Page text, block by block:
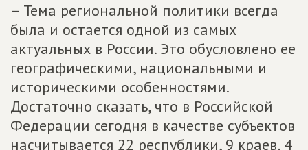
– Тема региональной политики всегда
была и остается одной из самых
актуальных в России. Это обусловлено ее
географическими, национальными и
историческими особенностями.
Достаточно сказать, что в Российской
Федерации сегодня в качестве субъектов
насчитывается 22 республики, 9 краев, 4